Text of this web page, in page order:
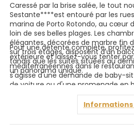
Caressé par la brise salée, le tout
Sestante****est entouré par les
marina de Porto Rotondo, au cœur
loin de ses belles plages. Les
élégantes, décorées de marbre fin
sur trois étages, disposent d'un
tandis que les suites situées au
un panorama unique.
Pour une détente complète,
extérieure et laissez-vous tenter par
méditerranéennes dans le
s'agisse d'une demande de baby-
de voiture ou d'une promenade en
attentif et amical trouvera la
vos besoins. Avec l'aéroport d'Olbia
kilomètres et à environ une demi-
Porto Cervo, l'Hôtel Sestante vous